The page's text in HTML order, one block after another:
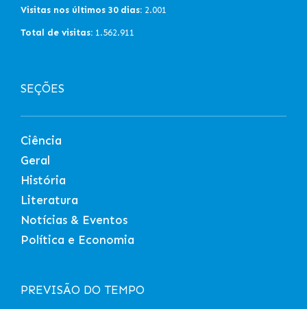
Visitas nos últimos 30 dias: 2.001
Total de visitas: 1.562.911
SEÇÕES
Ciência
Geral
História
Literatura
Notícias & Eventos
Política e Economia
PREVISÃO DO TEMPO